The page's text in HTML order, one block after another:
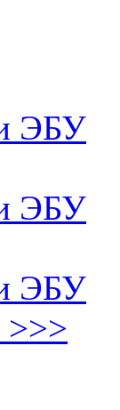
ЭБУ
ЭБУ
ЭБУ